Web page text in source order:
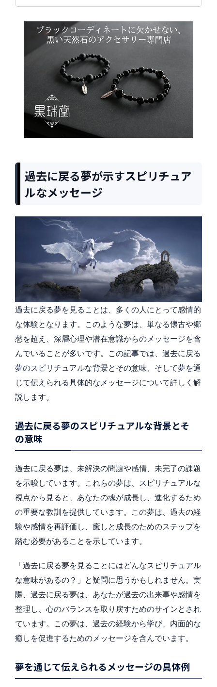
過去に戻る夢が示すスピリチュア
ルなメッセージ
過去に戻る夢を見ることは、多くの人にとって感情的
な体験となります。このような夢は、単なる懐古や郷
愁を超え、深層心理や潜在意識からのメッセージを含
んでいることが多いです。この記事では、過去に戻る
夢のスピリチュアルな背景とその意味、そして夢を通
じて伝えられる具体的なメッセージについて詳しく解
説します。
過去に戻る夢のスピリチュアルな背景とそ
の意味
過去に戻る夢は、未解決の問題や感情、未完了の課題
を示唆しています。これらの夢は、スピリチュアルな
視点から見ると、あなたの魂が成長し、進化するため
の重要な教訓を提供しています。この夢は、過去の経
験や感情を再評価し、癒しと成長のためのステップを
踏む必要があることを示しています。
「過去に戻る夢を見ることにはどんなスピリチュアル
な意味があるの？」と疑問に思うかもしれません。実
際、過去に戻る夢は、あなたが過去の出来事や感情を
整理し、心のバランスを取り戻すためのサインとされ
ています。この夢は、過去の経験から学び、内面的な
癒しを促進するためのメッセージを含んでいます。
夢を通じて伝えられるメッセージの具体例